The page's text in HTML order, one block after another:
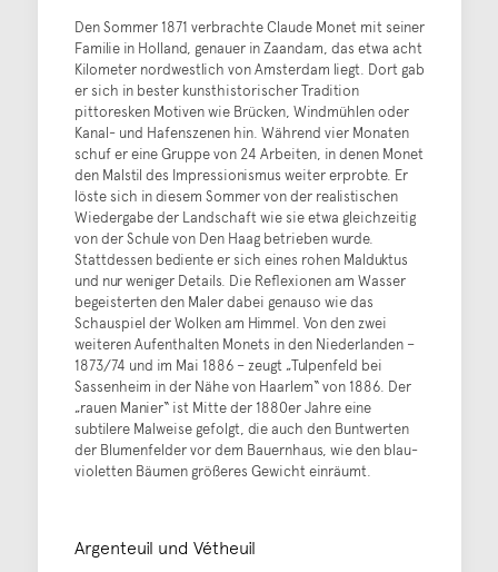
Den Sommer 1871 verbrachte Claude Monet mit seiner
Familie in Holland, genauer in Zaandam, das etwa acht
Kilometer nordwestlich von Amsterdam liegt. Dort gab
er sich in bester kunsthistorischer Tradition
pittoresken Motiven wie Brücken, Windmühlen oder
Kanal- und Hafenszenen hin. Während vier Monaten
schuf er eine Gruppe von 24 Arbeiten, in denen Monet
den Malstil des Impressionismus weiter erprobte. Er
löste sich in diesem Sommer von der realistischen
Wiedergabe der Landschaft wie sie etwa gleichzeitig
von der Schule von Den Haag betrieben wurde.
Stattdessen bediente er sich eines rohen Malduktus
und nur weniger Details. Die Reflexionen am Wasser
begeisterten den Maler dabei genauso wie das
Schauspiel der Wolken am Himmel. Von den zwei
weiteren Aufenthalten Monets in den Niederlanden –
1873/74 und im Mai 1886 – zeugt „Tulpenfeld bei
Sassenheim in der Nähe von Haarlem“ von 1886. Der
„rauen Manier“ ist Mitte der 1880er Jahre eine
subtilere Malweise gefolgt, die auch den Buntwerten
der Blumenfelder vor dem Bauernhaus, wie den blau-
violetten Bäumen größeres Gewicht einräumt.
Argenteuil und Vétheuil